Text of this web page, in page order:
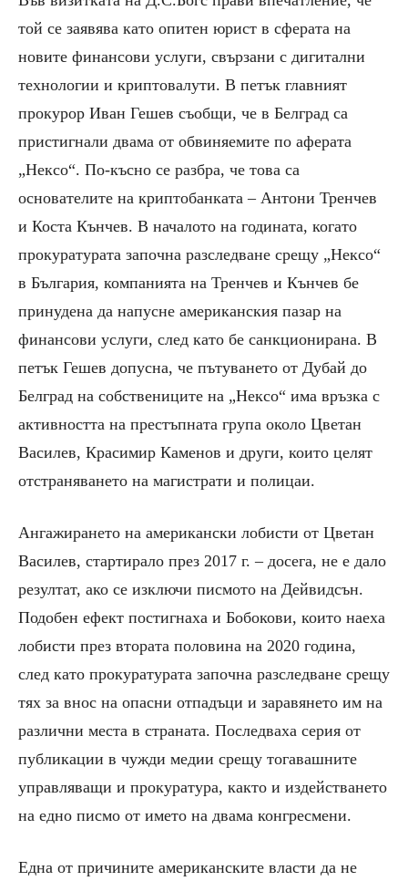
той се заявява като опитен юрист в сферата на
новите финансови услуги, свързани с дигитални
технологии и криптовалути. В петък главният
прокурор Иван Гешев съобщи, че в Белград са
пристигнали двама от обвиняемите по аферата
„Нексо“. По-късно се разбра, че това са
основателите на криптобанката – Антони Тренчев
и Коста Кънчев. В началото на годината, когато
прокуратурата започна разследване срещу „Нексо“
в България, компанията на Тренчев и Кънчев бе
принудена да напусне американския пазар на
финансови услуги, след като бе санкционирана. В
петък Гешев допусна, че пътуването от Дубай до
Белград на собствениците на „Нексо“ има връзка с
активността на престъпната група около Цветан
Василев, Красимир Каменов и други, които целят
отстраняването на магистрати и полицаи.
Ангажирането на американски лобисти от Цветан
Василев, стартирало през 2017 г. – досега, не е дало
резултат, ако се изключи писмото на Дейвидсън.
Подобен ефект постигнаха и Бобокови, които наеха
лобисти през втората половина на 2020 година,
след като прокуратурата започна разследване срещу
тях за внос на опасни отпадъци и заравянето им на
различни места в страната. Последваха серия от
публикации в чужди медии срещу тогавашните
управляващи и прокуратура, както и издействането
на едно писмо от името на двама конгресмени.
Една от причините американските власти да не